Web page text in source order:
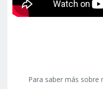
Para saber más sobre